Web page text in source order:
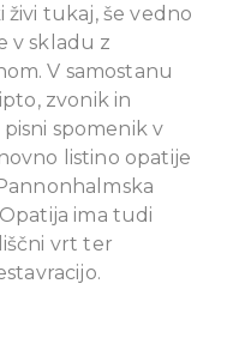
živi tukaj, še vedno
v skladu z
V samostanu
zvonik in
spomenik v
listino opatije
Opatija ima tudi
vrt ter